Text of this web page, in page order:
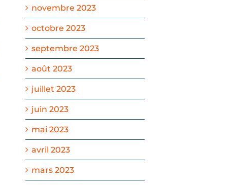
novembre 2023
octobre 2023
septembre 2023
août 2023
juillet 2023
juin 2023
mai 2023
avril 2023
mars 2023